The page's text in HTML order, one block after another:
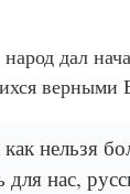
дал
верными
нельзя
нас,